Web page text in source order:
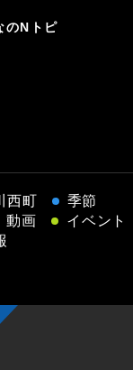
のNトピ
西町
季節
動画
イベント